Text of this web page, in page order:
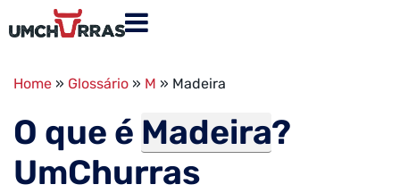
Home » Glossário » M » Madeira
O que é Madeira?
UmChurras